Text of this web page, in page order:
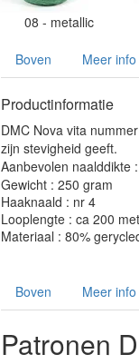
08 - metallic
Boven Meer info
Productinformatie
DMC Nova vita
zijn stevigheid geeft.
Aanbevolen naalddikte
Gewicht : 250 gram
Haaknaald : nr 4
Looplengte : ca 200
Materiaal : 80%
Boven Meer info
Patronen